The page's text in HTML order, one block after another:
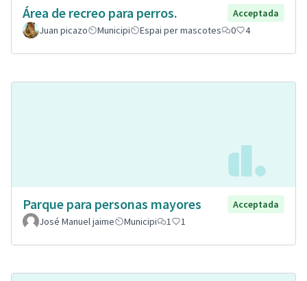
Área de recreo para perros.
Acceptada
Juan picazo
Municipi Espai per mascotes 0 4
Parque para personas mayores
Acceptada
José Manuel jaime
Municipi 1 1